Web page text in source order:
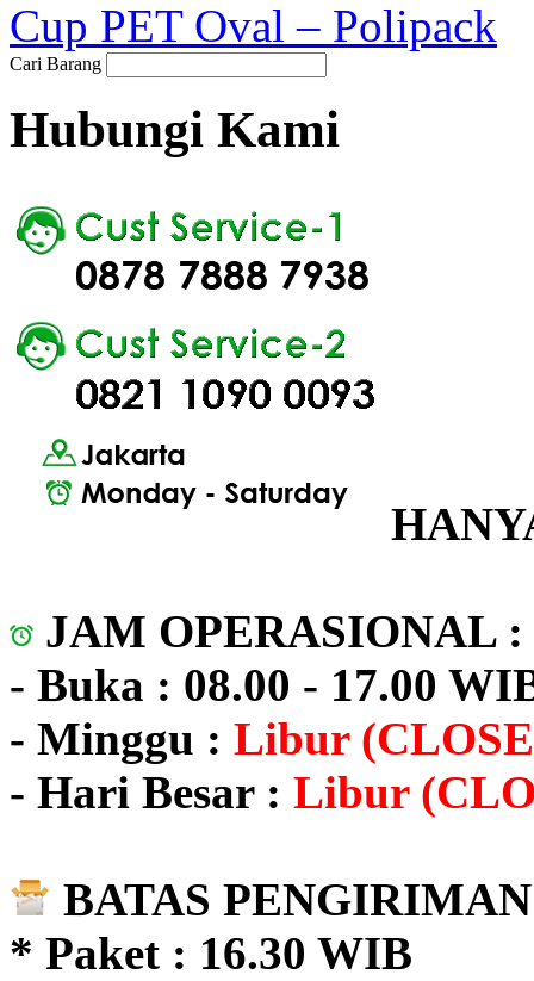
Cup PET Oval – Polipack
Cari Barang
Hubungi Kami
JAM OPERASIONAL :
- Buka : 08.00 - 17.00
- Minggu : Libur
- Hari Besar : Libur
BATAS
* Paket : 16.30 WIB